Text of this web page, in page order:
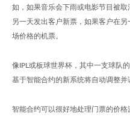
如，如果音乐会下雨或电影节目被
另一天发出客户新票，如果客户在
场价格的机票。
像IPL或板球世界杯，其中一支球队
基于智能合约的新系统将自动调整并
智能合约可以很好地处理门票的价